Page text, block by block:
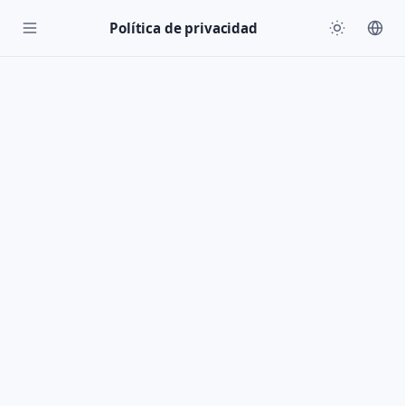
Política de privacidad